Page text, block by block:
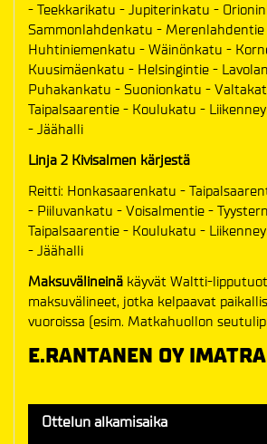
- Teekkarikatu - Jupiterinkatu -
Sammonlahdenkatu -
Huhtiniemenkatu - Wäinönkatu -
Kuusimäenkatu - Helsingintie -
Puhakankatu - Suonionkatu -
Taipalsaarentie - Koulukatu -
- Jäähalli
Linja 2 Kivisalmen kärjestä
Reitti: Honkasaarenkatu -
- Piiluvankatu - Voisalmentie -
Taipalsaarentie - Koulukatu -
- Jäähalli
Maksuvälineinä käyvät Waltti-
maksuvälineet, jotka kelpaavat
vuoroissa (esim. Matkahuollon
E.RANTANEN OY
Ottelun alkamisaika